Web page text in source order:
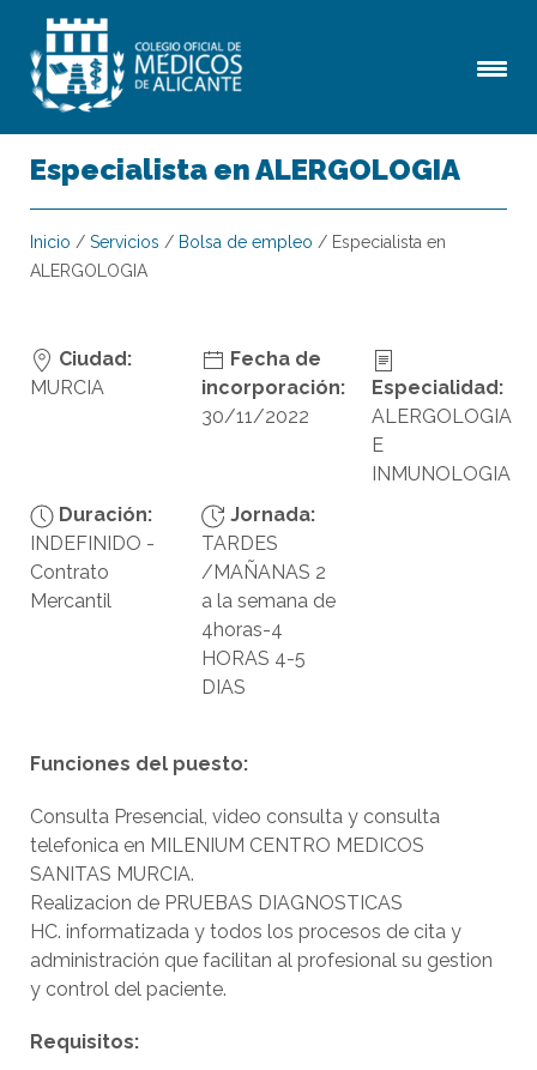
Especialista en ALERGOLOGIA
Inicio / Servicios / Bolsa de empleo / Especialista en
ALERGOLOGIA
Ciudad:
MURCIA
Fecha de
incorporación:
30/11/2022
Especialidad:
ALERGOLOGIA
E
INMUNOLOGIA
Duración:
INDEFINIDO -
Contrato
Mercantil
Jornada:
TARDES
/MAÑANAS 2
a la semana de
4horas-4
HORAS 4-5
DIAS
Funciones del puesto:
Consulta Presencial, video consulta y consulta
telefonica en MILENIUM CENTRO MEDICOS
SANITAS MURCIA.
Realizacion de PRUEBAS DIAGNOSTICAS
HC. informatizada y todos los procesos de cita y
administración que facilitan al profesional su gestion
y control del paciente.
Requisitos: